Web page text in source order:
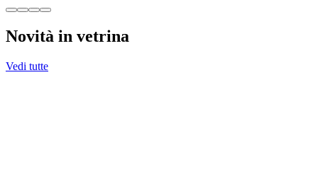
Novità in vetrina
Vedi tutte